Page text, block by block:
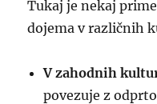
Tukaj je nekaj
dojema v različnih
V zahodnih
povezuje z